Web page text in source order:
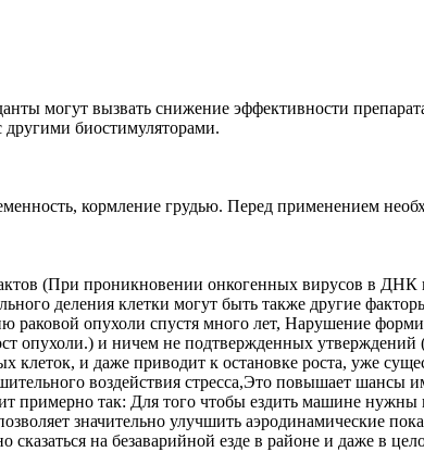
могут вызвать снижение эффективности
биостимуляторами.
кормление грудью. Перед применением
(При проникновении онкогенных вирусов в ДНК
деления клетки могут быть также другие
раковой опухоли спустя много лет, Нарушение
опухоли.) и ничем не подтвержденных
клеток, и даже приводит к остановке роста, уже
воздействия стресса,Это повышает шансы
примерно так: Для того чтобы ездить машине
значительно улучшить аэродинамические
на безаварийной езде в районе и даже в